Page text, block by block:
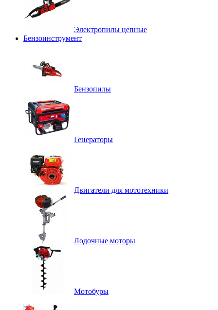
Электропилы цепные
Бензоинструмент
Бензопилы
Генераторы
Двигатели для мототехники
Лодочные моторы
Мотобуры